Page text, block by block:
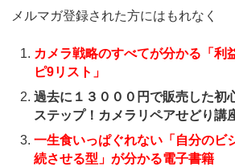
メルマガ登録された方にはもれなく
カメラ戦略のすべてが分かる「利
ピ9リスト」
過去に１３０００円で販売した初
ステップ！カメラリペアせどり講
一生食いっぱぐれない「自分のビ
続させる型」が分かる電子書籍